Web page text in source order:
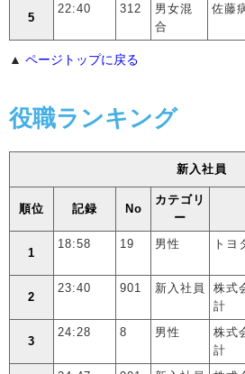
5
22:40 312
男女混
合
佐藤
▲ ページトップに戻る
役職ランキング
新入社員
順位 記録 No
カテゴリ
ー
1
18:58 19 男性 トヨ
2
23:40 901 新入社員
株式
計
3
24:28 8 男性
株式
計